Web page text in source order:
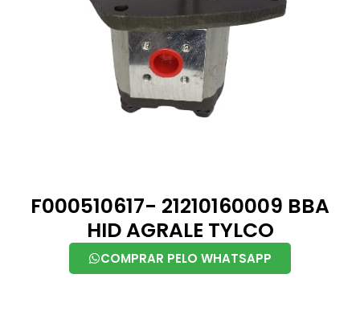
F000510617- 21210160009 BBA
HID AGRALE TYLCO
COMPRAR PELO WHATSAPP